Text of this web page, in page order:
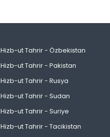
Hizb-ut Tahrir - Özbekistan
Hizb-ut Tahrir - Pakistan
Hizb-ut Tahrir - Rusya
Hizb-ut Tahrir - Sudan
Hizb-ut Tahrir - Suriye
Hizb-ut Tahrir - Tacikistan